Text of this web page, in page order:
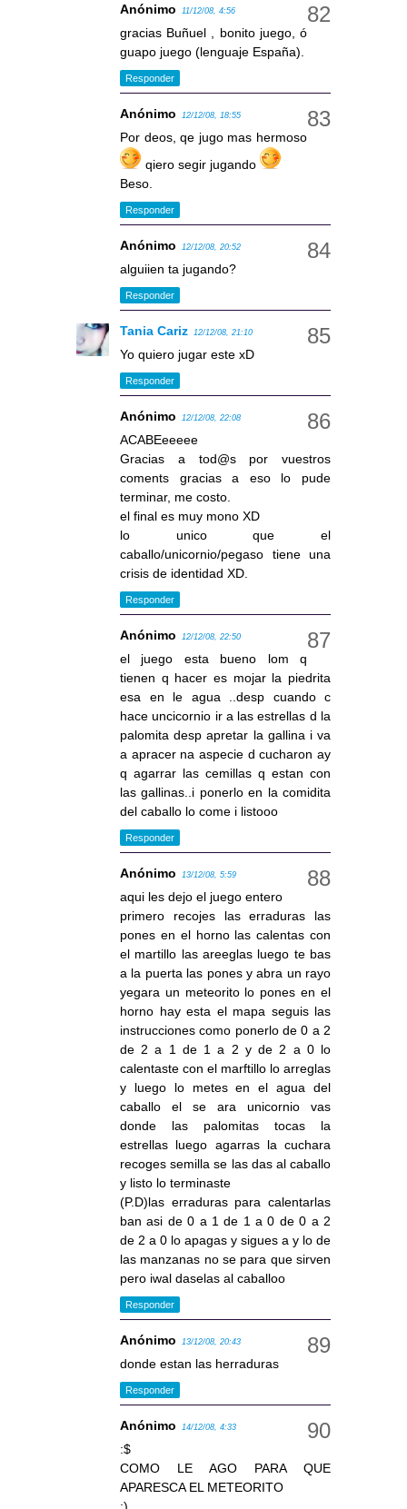
Anónimo 11/12/08, 4:56
gracias Buñuel , bonito juego, ó
guapo juego (lenguaje España).
Responder
Anónimo 12/12/08, 18:55
Por deos, qe jugo mas hermoso
qiero segir jugando
Beso.
Responder
Anónimo 12/12/08, 20:52
alguiien ta jugando?
Responder
Tania Cariz 12/12/08, 21:10
Yo quiero jugar este xD
Responder
Anónimo 12/12/08, 22:08
ACABEeeeee
Gracias a tod@s por vuestros
coments gracias a eso lo pude
terminar, me costo.
el final es muy mono XD
lo unico que el
caballo/unicornio/pegaso tiene una
crisis de identidad XD.
Responder
Anónimo 12/12/08, 22:50
el juego esta bueno lom q
tienen q hacer es mojar la piedrita
esa en le agua ..desp cuando c
hace uncicornio ir a las estrellas d la
palomita desp apretar la gallina i va
a apracer na aspecie d cucharon ay
q agarrar las cemillas q estan con
las gallinas..i ponerlo en la comidita
del caballo lo come i listooo
Responder
Anónimo 13/12/08, 5:59
aqui les dejo el juego entero
primero recojes las erraduras las
pones en el horno las calentas con
el martillo las areeglas luego te bas
a la puerta las pones y abra un rayo
yegara un meteorito lo pones en el
horno hay esta el mapa seguis las
instrucciones como ponerlo de 0 a 2
de 2 a 1 de 1 a 2 y de 2 a 0 lo
calentaste con el marftillo lo arreglas
y luego lo metes en el agua del
caballo el se ara unicornio vas
donde las palomitas tocas la
estrellas luego agarras la cuchara
recoges semilla se las das al caballo
y listo lo terminaste
(P.D)las erraduras para calentarlas
ban asi de 0 a 1 de 1 a 0 de 0 a 2
de 2 a 0 lo apagas y sigues a y lo de
las manzanas no se para que sirven
pero iwal daselas al caballoo
Responder
Anónimo 13/12/08, 20:43
donde estan las herraduras
Responder
Anónimo 14/12/08, 4:33
:$
COMO LE AGO PARA QUE
APARESCA EL METEORITO